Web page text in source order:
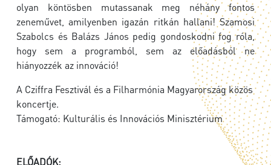
olyan köntösben mutassanak meg néhány fontos
zeneművet, amilyenben igazán ritkán hallani! Szamosi
Szabolcs és Balázs János pedig gondoskodni fog róla,
hogy sem a programból, sem az előadásból ne
hiányozzék az innováció!
A Cziffra Fesztivál és a Filharmónia Magyarország közös
koncertje.
Támogató: Kulturális és Innovációs Minisztérium
ELŐADÓK: